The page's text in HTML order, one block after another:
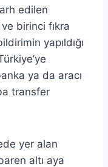
edilen
birinci fıkra
yapıldığı
ya da aracı
transfer
yer alan
altı aya